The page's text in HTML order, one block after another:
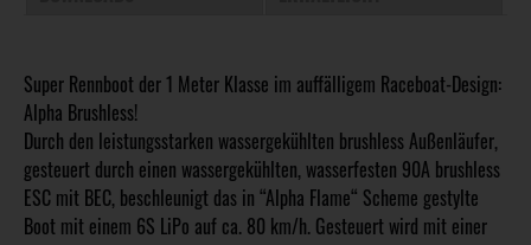
Super Rennboot der 1 Meter Klasse im auffälligem Raceboat-Design:
Alpha Brushless!
Durch den leistungsstarken wassergekühlten brushless Außenläufer,
gesteuert durch einen wassergekühlten, wasserfesten 90A brushless
ESC mit BEC, beschleunigt das in “Alpha Flame“ Scheme gestylte
Boot mit einem 6S LiPo auf ca. 80 km/h. Gesteuert wird mit einer